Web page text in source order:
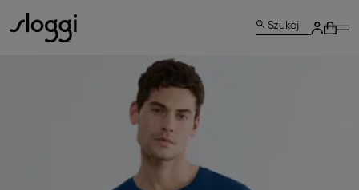
Szukaj